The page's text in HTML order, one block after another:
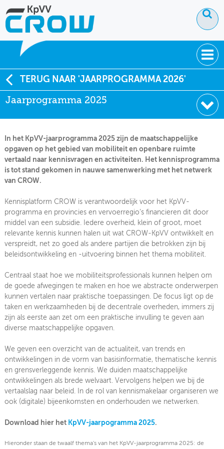
OVER KPVV
NIEUWS
KENNIS
NETWERK V&V
TERUG NAAR 'JAARPROGRAMMA 2026'
Jaarprogramma 2025
Jaarprogramma 2025
Jaarprogramma 2024
Jaarprogramma 2023
In het KpVV-jaarprogramma 2025 zijn de maatschappelijke
opgaven op het gebied van mobiliteit en openbare ruimte
vertaald naar kennisvragen en activiteiten. Het kennisprogramma
is tot stand gekomen in nauwe samenwerking met het netwerk
van CROW.
Kennisplatform CROW is verantwoordelijk voor het KpVV-
programma en provincies en vervoerregio’s financieren dit door
middel van een subsidie. Iedere overheid, klein of groot, moet
relevante kennis kunnen halen uit wat CROW-KpVV ontwikkelt en
verspreidt, net zo goed als andere partijen die betrokken zijn bij
beleidsontwikke­ling en -uitvoering binnen het thema mobiliteit.
Centraal staat hoe we mobiliteitsprofessionals kunnen helpen om
de goede afwegingen te maken en hoe we abstracte onderwerpen
kunnen vertalen naar praktische toepassingen. De focus ligt op de
taken en werkzaamheden bij de decentrale overheden, immers zij
zijn als eerste aan zet om een praktische invulling te geven aan
diverse maatschappelijke opgaven.
We geven een overzicht van de actualiteit, van trends en
ontwikkelin­gen in de vorm van basisinformatie, thematische kennis
en grensverleggende kennis. We duiden maatschappelijke
ontwikkelingen als brede welvaart. Vervolgens helpen we bij de
vertaalslag naar beleid. In de rol van kennismakelaar organiseren we
ook (digitale) bijeenkomsten en onderhouden we netwerken.
Download hier het KpVV-jaarpogramma 2025.
Hieronder staan de twaalf thema's van het KpVV-jaarprogramma 2025: de